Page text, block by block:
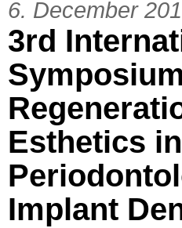
6. December
3rd
Esthetics in
Implant